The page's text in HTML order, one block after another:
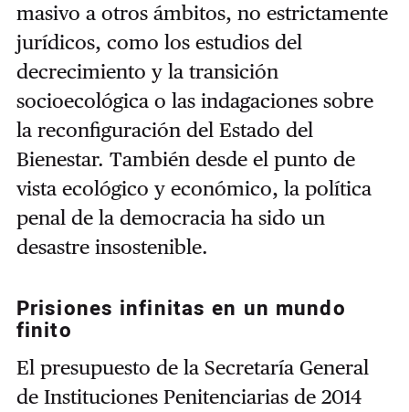
masivo a otros ámbitos, no estrictamente
jurídicos, como los estudios del
decrecimiento y la transición
socioecológica o las indagaciones sobre
la reconfiguración del Estado del
Bienestar. También desde el punto de
vista ecológico y económico, la política
penal de la democracia ha sido un
desastre insostenible.
Prisiones infinitas en un mundo
finito
El presupuesto de la Secretaría General
de Instituciones Penitenciarias de 2014